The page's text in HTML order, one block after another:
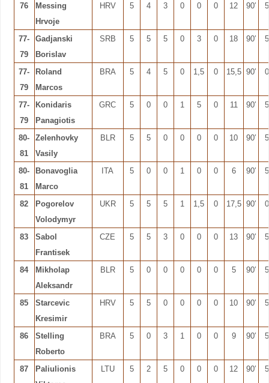
76
Messing
Hrvoje
HRV 5 4 3 0 0 0 12 90′ 5
77-
79
Gadjanski
Borislav
SRB 5 5 5 0 3 0 18 90′ 5
77-
79
Roland
Marcos
BRA 5 4 5 0 1,5 0 15,5 90′ 0
77-
79
Konidaris
Panagiotis
GRC 5 0 0 1 5 0 11 90′ 5
80-
81
Zelenhovky
Vasily
BLR 5 5 0 0 0 0 10 90′ 5
80-
81
Bonavoglia
Marco
ITA 5 0 0 1 0 0 6 90′ 5
82
Pogorelov
Volodymyr
UKR 5 5 5 1 1,5 0 17,5 90′ 0
83
Sabol
Frantisek
CZE 5 5 3 0 0 0 13 90′ 5
84
Mikholap
Aleksandr
BLR 5 0 0 0 0 0 5 90′ 5
85
Starcevic
Kresimir
HRV 5 5 0 0 0 0 10 90′ 5
86
Stelling
Roberto
BRA 5 0 3 1 0 0 9 90′ 5
87
Paliulionis
LTU 5 2 5 0 0 0 12 90′ 5